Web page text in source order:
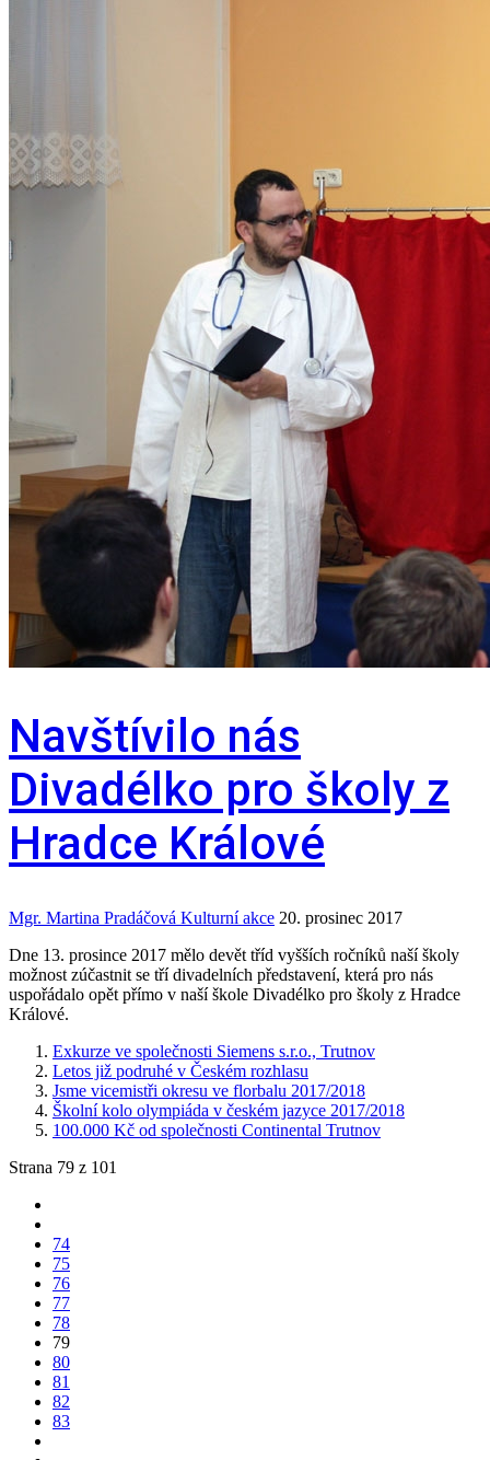
Navštívilo nás
Divadélko pro školy z
Hradce Králové
Mgr. Martina Pradáčová Kulturní akce 20. prosinec 2017
Dne 13. prosince 2017 mělo devět tříd vyšších ročníků naší školy
možnost zúčastnit se tří divadelních představení, která pro nás
uspořádalo opět přímo v naší škole Divadélko pro školy z Hradce
Králové.
Exkurze ve společnosti Siemens s.r.o., Trutnov
Letos již podruhé v Českém rozhlasu
Jsme vicemistři okresu ve florbalu 2017/2018
Školní kolo olympiáda v českém jazyce 2017/2018
100.000 Kč od společnosti Continental Trutnov
Strana 79 z 101
74
75
76
77
78
79
80
81
82
83